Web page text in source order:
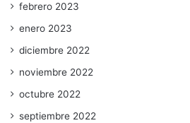
febrero 2023
enero 2023
diciembre 2022
noviembre 2022
octubre 2022
septiembre 2022